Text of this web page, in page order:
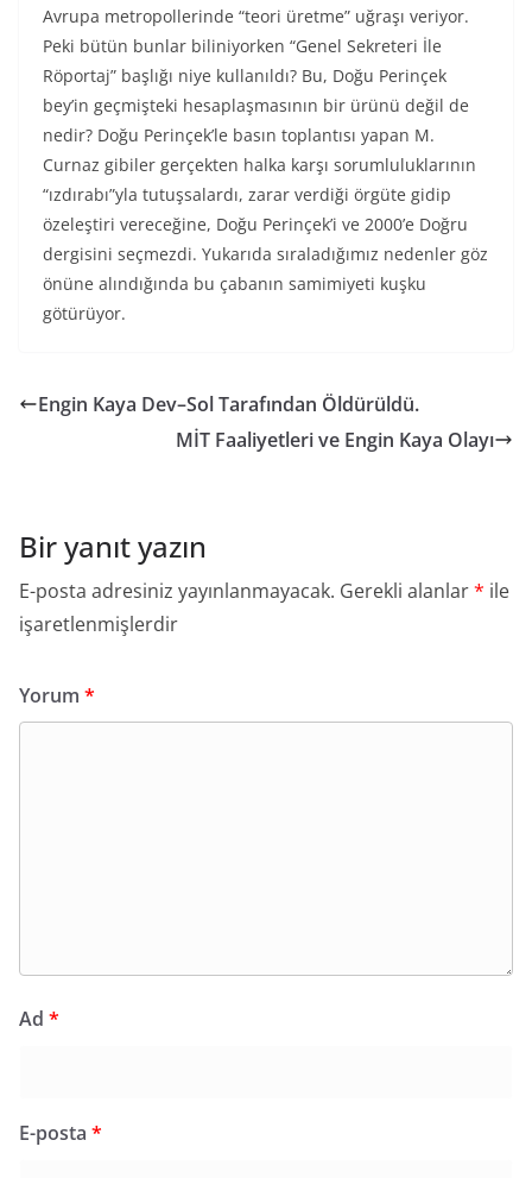
Avrupa metropollerinde “teori üretme” uğraşı veriyor.
Peki bütün bunlar biliniyorken “Genel Sekreteri İle
Röportaj” başlığı niye kullanıldı? Bu, Doğu Perinçek
bey’in geçmişteki hesaplaşmasının bir ürünü değil de
nedir? Doğu Perinçek’le basın toplantısı yapan M.
Curnaz gibiler gerçekten halka karşı sorumluluklarının
“ızdırabı”yla tutuşsalardı, zarar verdiği örgüte gidip
özeleştiri vereceğine, Doğu Perinçek’i ve 2000’e Doğru
dergisini seçmezdi. Yukarıda sıraladığımız nedenler göz
önüne alındığında bu çabanın samimiyeti kuşku
götürüyor.
Engin Kaya Dev–Sol Tarafından Öldürüldü.
MİT Faaliyetleri ve Engin Kaya Olayı
Bir yanıt yazın
E-posta adresiniz yayınlanmayacak. Gerekli alanlar* ile
işaretlenmişlerdir
Yorum *
Ad *
E-posta *